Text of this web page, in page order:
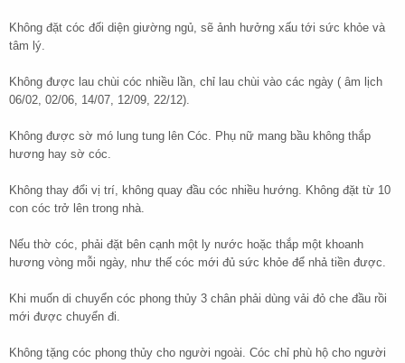
Không đặt cóc đối diện giường ngủ, sẽ ảnh hưởng xấu tới sức khỏe và
tâm lý.
Không được lau chùi cóc nhiều lần, chỉ lau chùi vào các ngày ( âm lịch
06/02, 02/06, 14/07, 12/09, 22/12).
Không được sờ mó lung tung lên Cóc. Phụ nữ mang bầu không thắp
hương hay sờ cóc.
Không thay đổi vị trí, không quay đầu cóc nhiều hướng. Không đặt từ 10
con cóc trở lên trong nhà.
Nếu thờ cóc, phải đặt bên cạnh một ly nước hoặc thắp một khoanh
hương vòng mỗi ngày, như thế cóc mới đủ sức khỏe để nhả tiền được.
Khi muốn di chuyển cóc phong thủy 3 chân phải dùng vải đỏ che đầu rồi
mới được chuyển đi.
Không tặng cóc phong thủy cho người ngoài. Cóc chỉ phù hộ cho người